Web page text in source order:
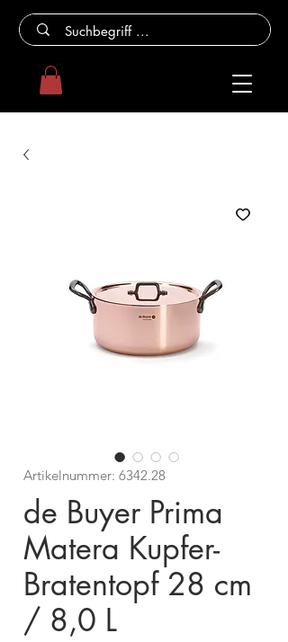
Artikelnummer: 6342.28
de Buyer Prima
Matera Kupfer-
Bratentopf 28 cm
/ 8,0 L